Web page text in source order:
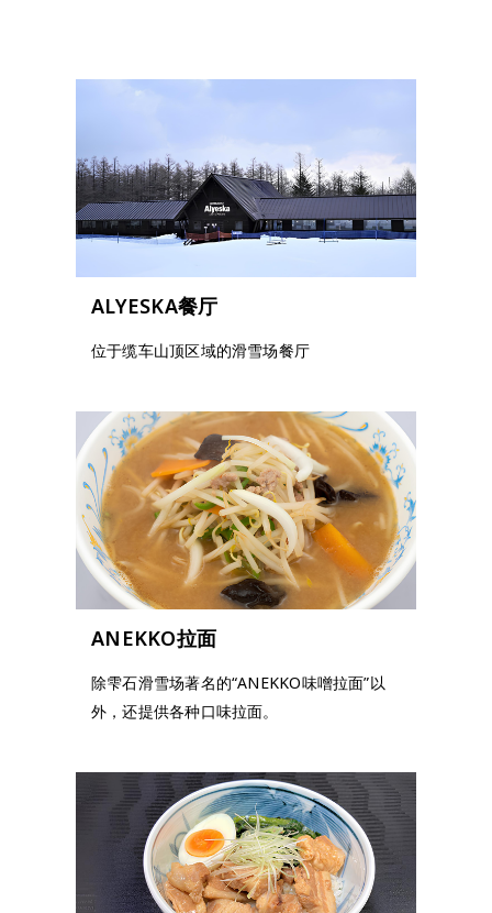
ALYESKA餐厅
位于缆车山顶区域的滑雪场餐厅
ANEKKO拉面
除雫石滑雪场著名的“ANEKKO味噌拉面”以
外，还提供各种口味拉面。